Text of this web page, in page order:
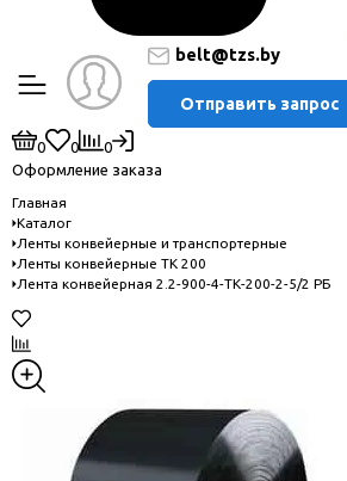
belt@tzs.by
Отправить запрос
0 0
0
Оформление заказа
Главная
Каталог
Ленты конвейерные и транспортерные
Ленты конвейерные ТК 200
Лента конвейерная 2.2-900-4-ТК-200-2-5/2 РБ